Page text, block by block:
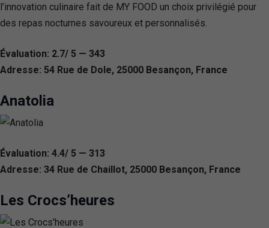
l’innovation culinaire fait de MY FOOD un choix privilégié pour
des repas nocturnes savoureux et personnalisés.
Évaluation: 2.7/ 5 — 343
Adresse: 54 Rue de Dole, 25000 Besançon, France
Anatolia
Évaluation: 4.4/ 5 — 313
Adresse: 34 Rue de Chaillot, 25000 Besançon, France
Les Crocs’heures